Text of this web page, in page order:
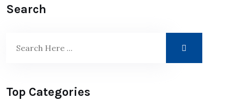
Search
Top Categories